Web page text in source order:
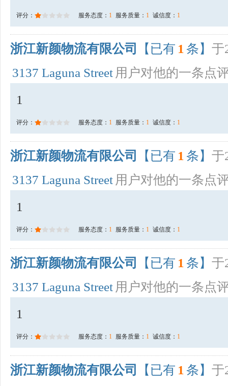
评分： 服务态度： 1 服务质量： 1 诚信度： 1
浙江新颜物流有限公司 【已有 1 条】 于
3137 Laguna Street 用户对他的一条点
1
评分： 服务态度： 1 服务质量： 1 诚信度： 1
浙江新颜物流有限公司 【已有 1 条】 于
3137 Laguna Street 用户对他的一条点
1
评分： 服务态度： 1 服务质量： 1 诚信度： 1
浙江新颜物流有限公司 【已有 1 条】 于
3137 Laguna Street 用户对他的一条点
1
评分： 服务态度： 1 服务质量： 1 诚信度： 1
浙江新颜物流有限公司 【已有 1 条】 于